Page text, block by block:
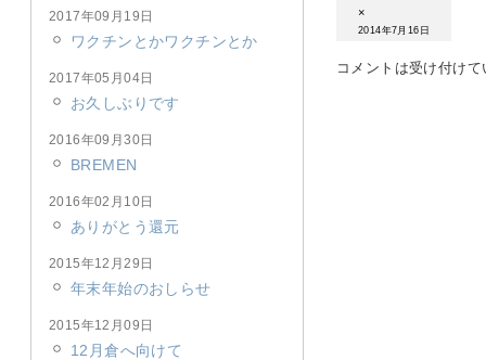
×
2014年7月16日
コメントは受け付け
2017年09月19日
ワクチンとかワクチンとか
2017年05月04日
お久しぶりです
2016年09月30日
BREMEN
2016年02月10日
ありがとう還元
2015年12月29日
年末年始のおしらせ
2015年12月09日
12月倉へ向けて